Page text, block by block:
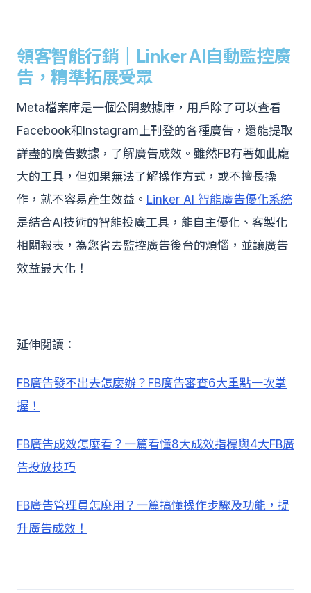
領客智能行銷｜Linker AI自動監控廣
告，精準拓展受眾
Meta檔案庫是一個公開數據庫，用戶除了可以查看
Facebook和Instagram上刊登的各種廣告，還能提取
詳盡的廣告數據，了解廣告成效。雖然FB有著如此龐
大的工具，但如果無法了解操作方式，或不擅長操
作，就不容易產生效益。 Linker AI 智能廣告優化系統
是結合AI技術的智能投廣工具，能自主優化、客製化
相關報表，為您省去監控廣告後台的煩惱，並讓廣告
效益最大化！
延伸閱讀：
FB廣告發不出去怎麼辦？FB廣告審查6大重點一次掌
握！
FB廣告成效怎麼看？一篇看懂8大成效指標與4大FB廣
告投放技巧
FB廣告管理員怎麼用？一篇搞懂操作步驟及功能，提
升廣告成效！